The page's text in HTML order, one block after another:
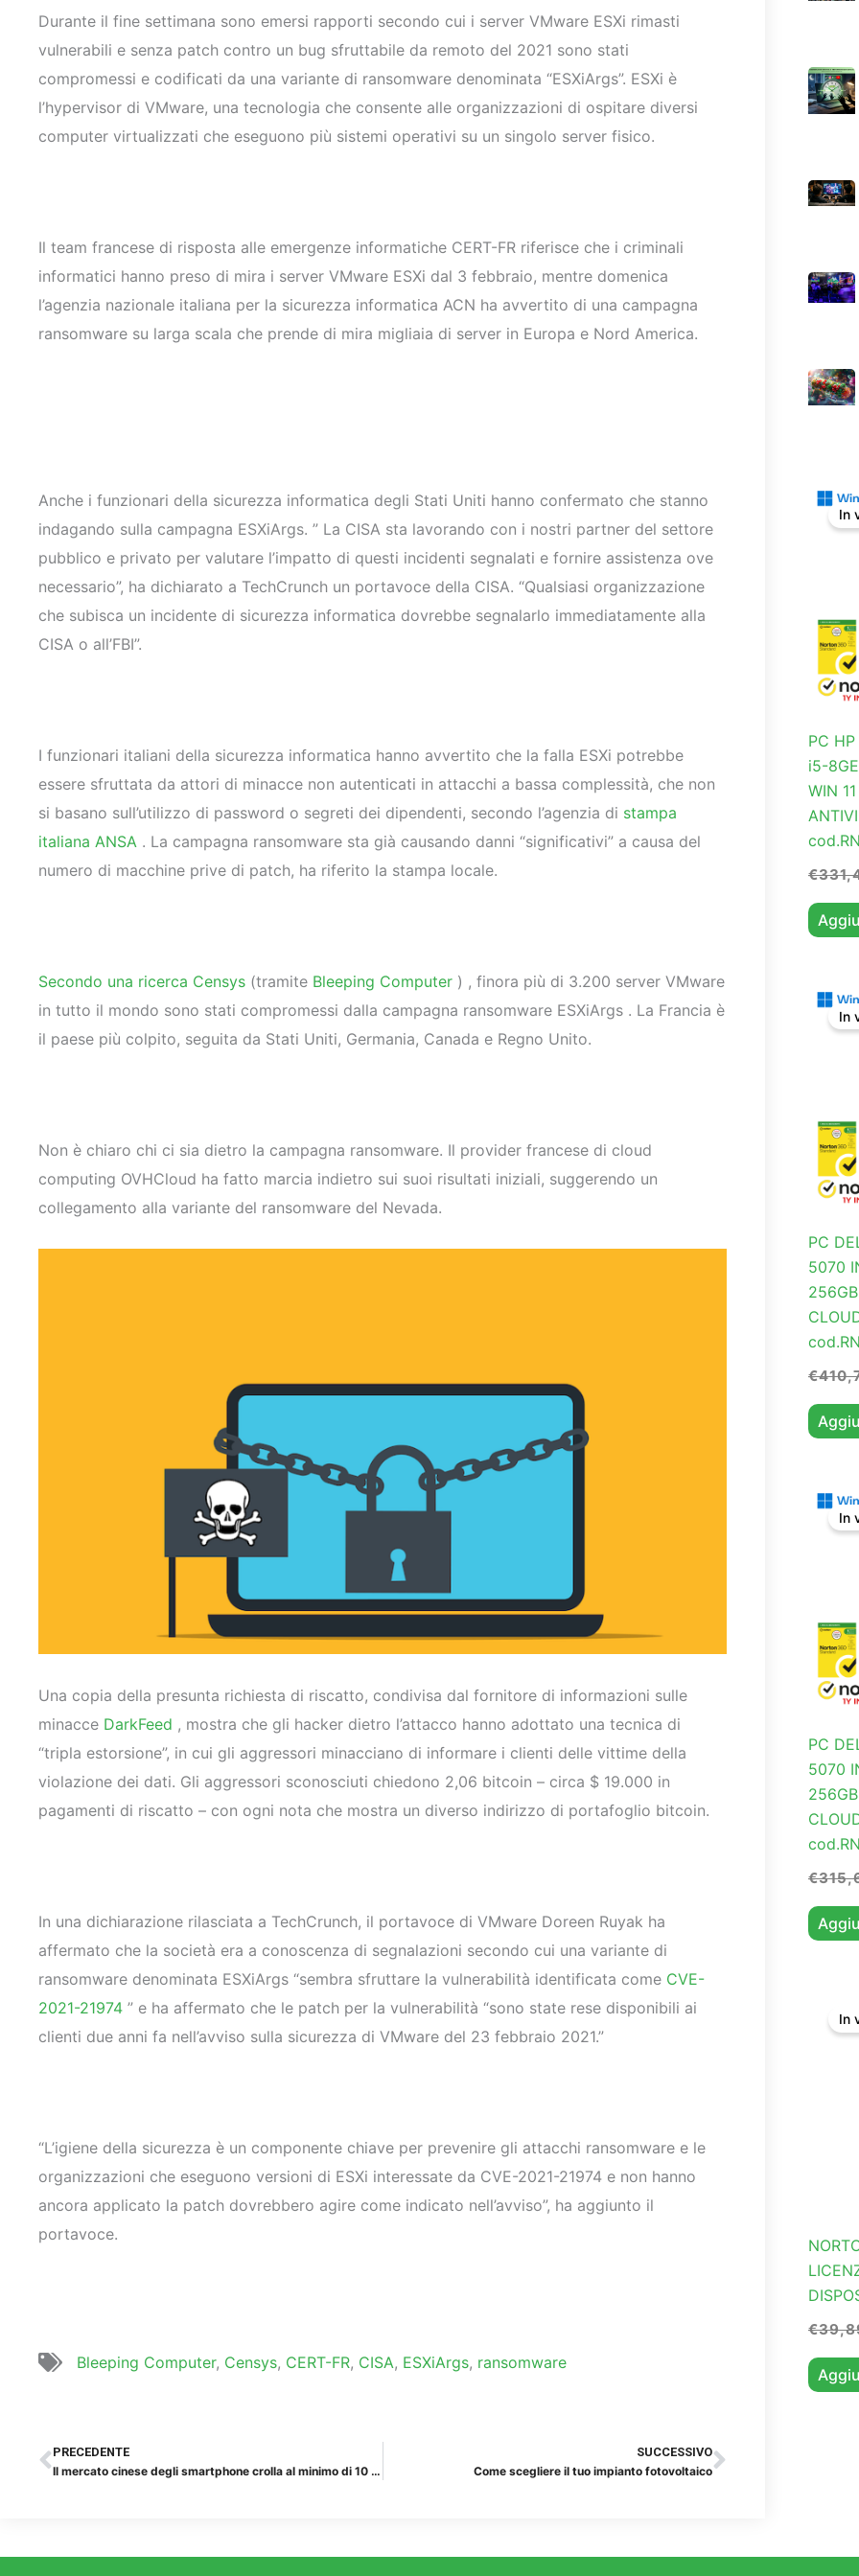
Durante il fine settimana sono emersi rapporti secondo cui i server VMware ESXi rimasti
vulnerabili e senza patch contro un bug sfruttabile da remoto del 2021 sono stati
compromessi e codificati da una variante di ransomware denominata “ESXiArgs”. ESXi è
l’hypervisor di VMware, una tecnologia che consente alle organizzazioni di ospitare diversi
computer virtualizzati che eseguono più sistemi operativi su un singolo server fisico.
Il team francese di risposta alle emergenze informatiche CERT-FR riferisce che i criminali
informatici hanno preso di mira i server VMware ESXi dal 3 febbraio, mentre domenica
l’agenzia nazionale italiana per la sicurezza informatica ACN ha avvertito di una campagna
ransomware su larga scala che prende di mira migliaia di server in Europa e Nord America.
Anche i funzionari della sicurezza informatica degli Stati Uniti hanno confermato che stanno
indagando sulla campagna ESXiArgs. ” La CISA sta lavorando con i nostri partner del settore
pubblico e privato per valutare l’impatto di questi incidenti segnalati e fornire assistenza ove
necessario”, ha dichiarato a TechCrunch un portavoce della CISA. “Qualsiasi organizzazione
che subisca un incidente di sicurezza informatica dovrebbe segnalarlo immediatamente alla
CISA o all’FBI”.
I funzionari italiani della sicurezza informatica hanno avvertito che la falla ESXi potrebbe
essere sfruttata da attori di minacce non autenticati in attacchi a bassa complessità, che non
si basano sull’utilizzo di password o segreti dei dipendenti, secondo l’agenzia di stampa
italiana ANSA . La campagna ransomware sta già causando danni “significativi” a causa del
numero di macchine prive di patch, ha riferito la stampa locale.
Secondo una ricerca Censys (tramite Bleeping Computer ) , finora più di 3.200 server VMware
in tutto il mondo sono stati compromessi dalla campagna ransomware ESXiArgs . La Francia è
il paese più colpito, seguita da Stati Uniti, Germania, Canada e Regno Unito.
Non è chiaro chi ci sia dietro la campagna ransomware. Il provider francese di cloud
computing OVHCloud ha fatto marcia indietro sui suoi risultati iniziali, suggerendo un
collegamento alla variante del ransomware del Nevada.
Una copia della presunta richiesta di riscatto, condivisa dal fornitore di informazioni sulle
minacce DarkFeed , mostra che gli hacker dietro l’attacco hanno adottato una tecnica di
“tripla estorsione”, in cui gli aggressori minacciano di informare i clienti delle vittime della
violazione dei dati. Gli aggressori sconosciuti chiedono 2,06 bitcoin – circa $ 19.000 in
pagamenti di riscatto – con ogni nota che mostra un diverso indirizzo di portafoglio bitcoin.
In una dichiarazione rilasciata a TechCrunch, il portavoce di VMware Doreen Ruyak ha
affermato che la società era a conoscenza di segnalazioni secondo cui una variante di
ransomware denominata ESXiArgs “sembra sfruttare la vulnerabilità identificata come CVE-
2021-21974 ” e ha affermato che le patch per la vulnerabilità “sono state rese disponibili ai
clienti due anni fa nell’avviso sulla sicurezza di VMware del 23 febbraio 2021.”
“L’igiene della sicurezza è un componente chiave per prevenire gli attacchi ransomware e le
organizzazioni che eseguono versioni di ESXi interessate da CVE-2021-21974 e non hanno
ancora applicato la patch dovrebbero agire come indicato nell’avviso”, ha aggiunto il
portavoce.
Bleeping Computer, Censys, CERT-FR, CISA, ESXiArgs, ransomware
PRECEDENTE
Il mercato cinese degli smartphone crolla al minimo di 10 anni nel 2022
SUCCESSIVO
Come scegliere il tuo impianto fotovoltaico
In
PC
i5-
WIN
€
In
PC
5070
€
In
PC
5070
€
In
€